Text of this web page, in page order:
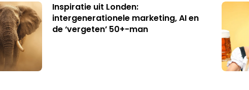
Inspiratie uit Londen:
intergenerationele marketing, AI en
de ‘vergeten’ 50+-man